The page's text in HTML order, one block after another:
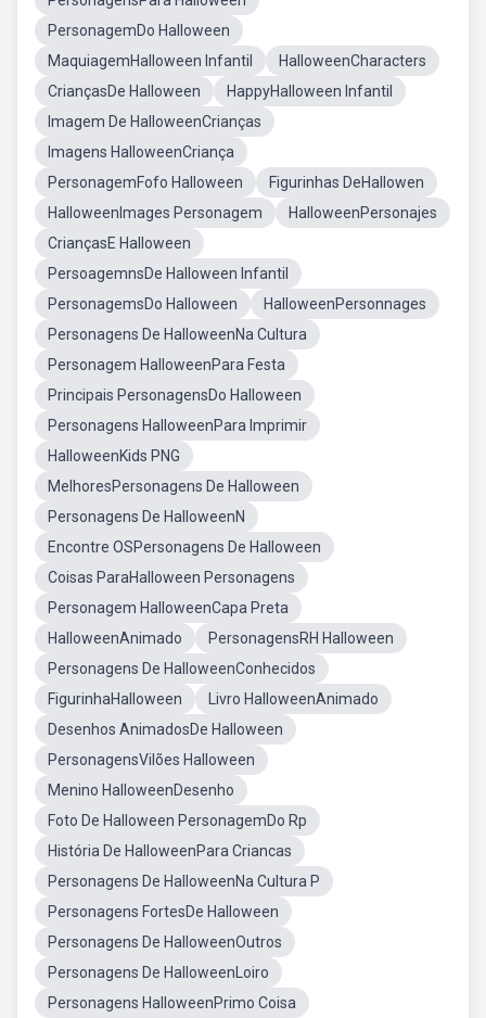
PersonagemDo Halloween
MaquiagemHalloween Infantil
HalloweenCharacters
CriançasDe Halloween
HappyHalloween Infantil
Imagem De HalloweenCrianças
Imagens HalloweenCriança
PersonagemFofo Halloween
Figurinhas DeHallowen
HalloweenImages Personagem
HalloweenPersonajes
CriançasE Halloween
PersoagemnsDe Halloween Infantil
PersonagemsDo Halloween
HalloweenPersonnages
Personagens De HalloweenNa Cultura
Personagem HalloweenPara Festa
Principais PersonagensDo Halloween
Personagens HalloweenPara Imprimir
HalloweenKids PNG
MelhoresPersonagens De Halloween
Personagens De HalloweenN
Encontre OSPersonagens De Halloween
Coisas ParaHalloween Personagens
Personagem HalloweenCapa Preta
HalloweenAnimado
PersonagensRH Halloween
Personagens De HalloweenConhecidos
FigurinhaHalloween
Livro HalloweenAnimado
Desenhos AnimadosDe Halloween
PersonagensVilões Halloween
Menino HalloweenDesenho
Foto De Halloween PersonagemDo Rp
História De HalloweenPara Criancas
Personagens De HalloweenNa Cultura P
Personagens FortesDe Halloween
Personagens De HalloweenOutros
Personagens De HalloweenLoiro
Personagens HalloweenPrimo Coisa